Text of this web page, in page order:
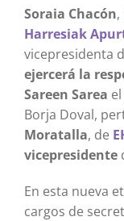
Soraia Chacón
Harresiak
vicepresidenta
ejercerá la
Sareen Sarea
Borja Doval,
Moratalla, de
vicepresidente
En esta nueva
cargos de